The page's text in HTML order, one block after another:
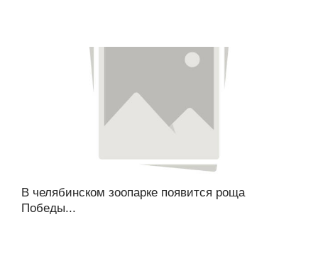
В челябинском зоопарке появится роща
Победы...